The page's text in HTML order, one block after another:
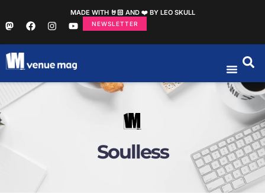
MADE WITH 🤘🏻 AND ❤️ BY LEO SKULL
NEWSLETTER
Soulless